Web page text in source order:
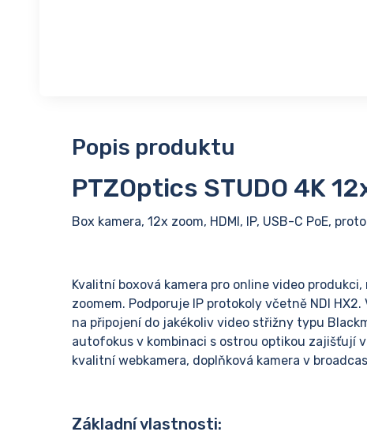
Popis produktu
PTZOptics STUDO 4K
Box kamera, 12x zoom, HDMI, IP, USB-C PoE,
Kvalitní boxová kamera pro online video
zoomem. Podporuje IP protokoly včetně NDI
na připojení do jakékoliv video střižny typu
autofokus v kombinaci s ostrou optikou zajišťují
kvalitní webkamera, doplňková kamera v
Základní vlastnosti: